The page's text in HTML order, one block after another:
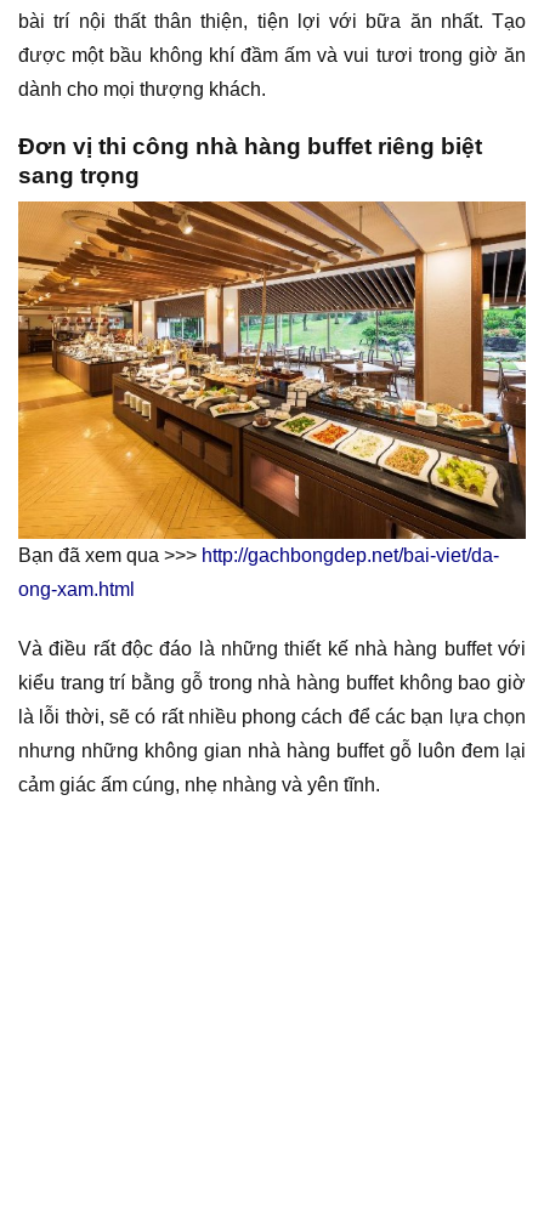
bài trí nội thất thân thiện, tiện lợi với bữa ăn nhất. Tạo
được một bầu không khí đầm ấm và vui tươi trong giờ ăn
dành cho mọi thượng khách.
Đơn vị thi công nhà hàng buffet riêng biệt
sang trọng
Bạn đã xem qua >>> http://gachbongdep.net/bai-viet/da-
ong-xam.html
Và điều rất độc đáo là những thiết kế nhà hàng buffet với
kiểu trang trí bằng gỗ trong nhà hàng buffet không bao giờ
là lỗi thời, sẽ có rất nhiều phong cách để các bạn lựa chọn
nhưng những không gian nhà hàng buffet gỗ luôn đem lại
cảm giác ấm cúng, nhẹ nhàng và yên tĩnh.